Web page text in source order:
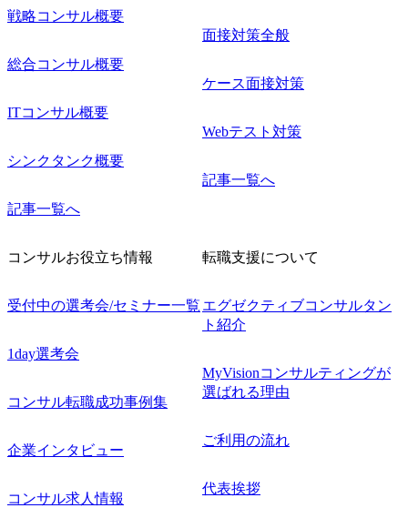
戦略コンサル概要
総合コンサル概要
ITコンサル概要
シンクタンク概要
記事一覧へ
面接対策全般
ケース面接対策
Webテスト対策
記事一覧へ
コンサルお役立ち情報
受付中の選考会/セミナー一覧
1day選考会
コンサル転職成功事例集
企業インタビュー
コンサル求人情報
転職支援について
エグゼクティブコンサルタン
ト紹介
MyVisionコンサルティングが
選ばれる理由
ご利用の流れ
代表挨拶